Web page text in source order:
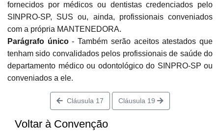
fornecidos por médicos ou dentistas credenciados pelo
SINPRO-SP, SUS ou, ainda, profissionais conveniados
com a própria MANTENEDORA.
Parágrafo único- Também serão aceitos atestados que
tenham sido convalidados pelos profissionais de saúde do
departamento médico ou odontológico do SINPRO-SP ou
conveniados a ele.
Cláusula 17 Cláusula 19
Voltar à Convenção